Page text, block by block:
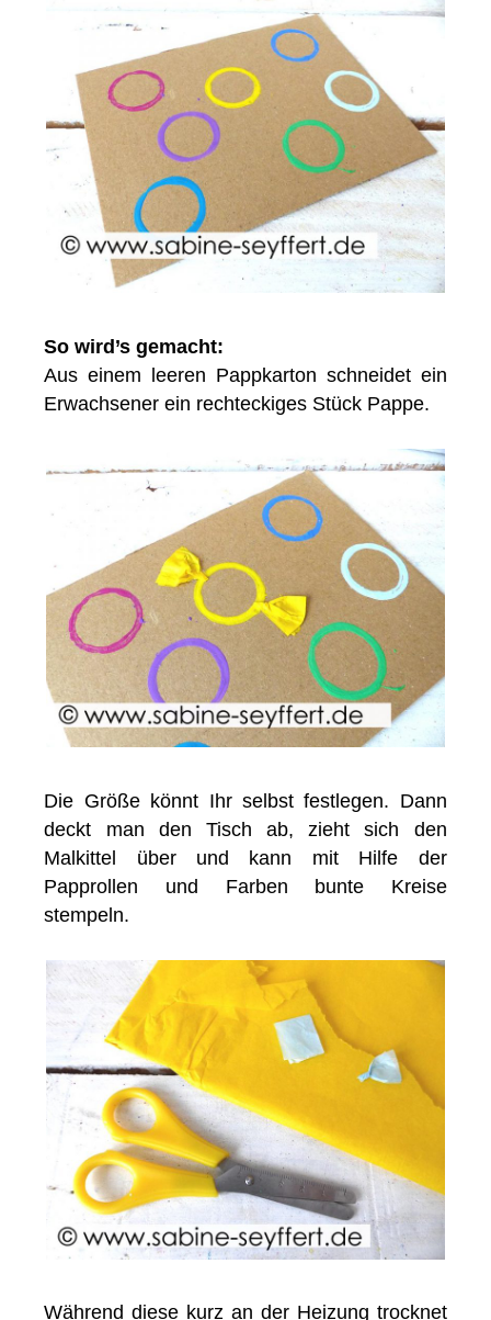
So wird’s gemacht:
Aus einem leeren Pappkarton schneidet ein
Erwachsener ein rechteckiges Stück Pappe.
Die Größe könnt Ihr selbst festlegen. Dann
deckt man den Tisch ab, zieht sich den
Malkittel über und kann mit Hilfe der
Papprollen und Farben bunte Kreise
stempeln.
Während diese kurz an der Heizung trocknet